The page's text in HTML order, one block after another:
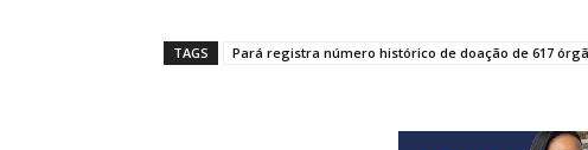
TAGS Pará registra número histórico de doação de 617